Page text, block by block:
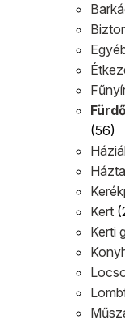
(56)
Kert
Kerti